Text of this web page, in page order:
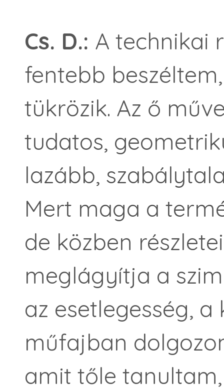
Cs. D.: A technikai
fentebb
tükrözik. Az ő
tudatos,
lazább,
Mert maga a
de közben
meglágyítja a
az esetlegesség,
műfajban
amit tőle